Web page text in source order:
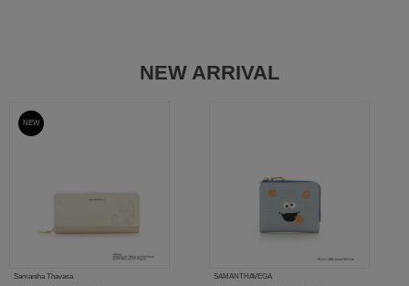
NEW ARRIVAL
予約
NEW
Samantha Thavasa SAMANTHAVEGA